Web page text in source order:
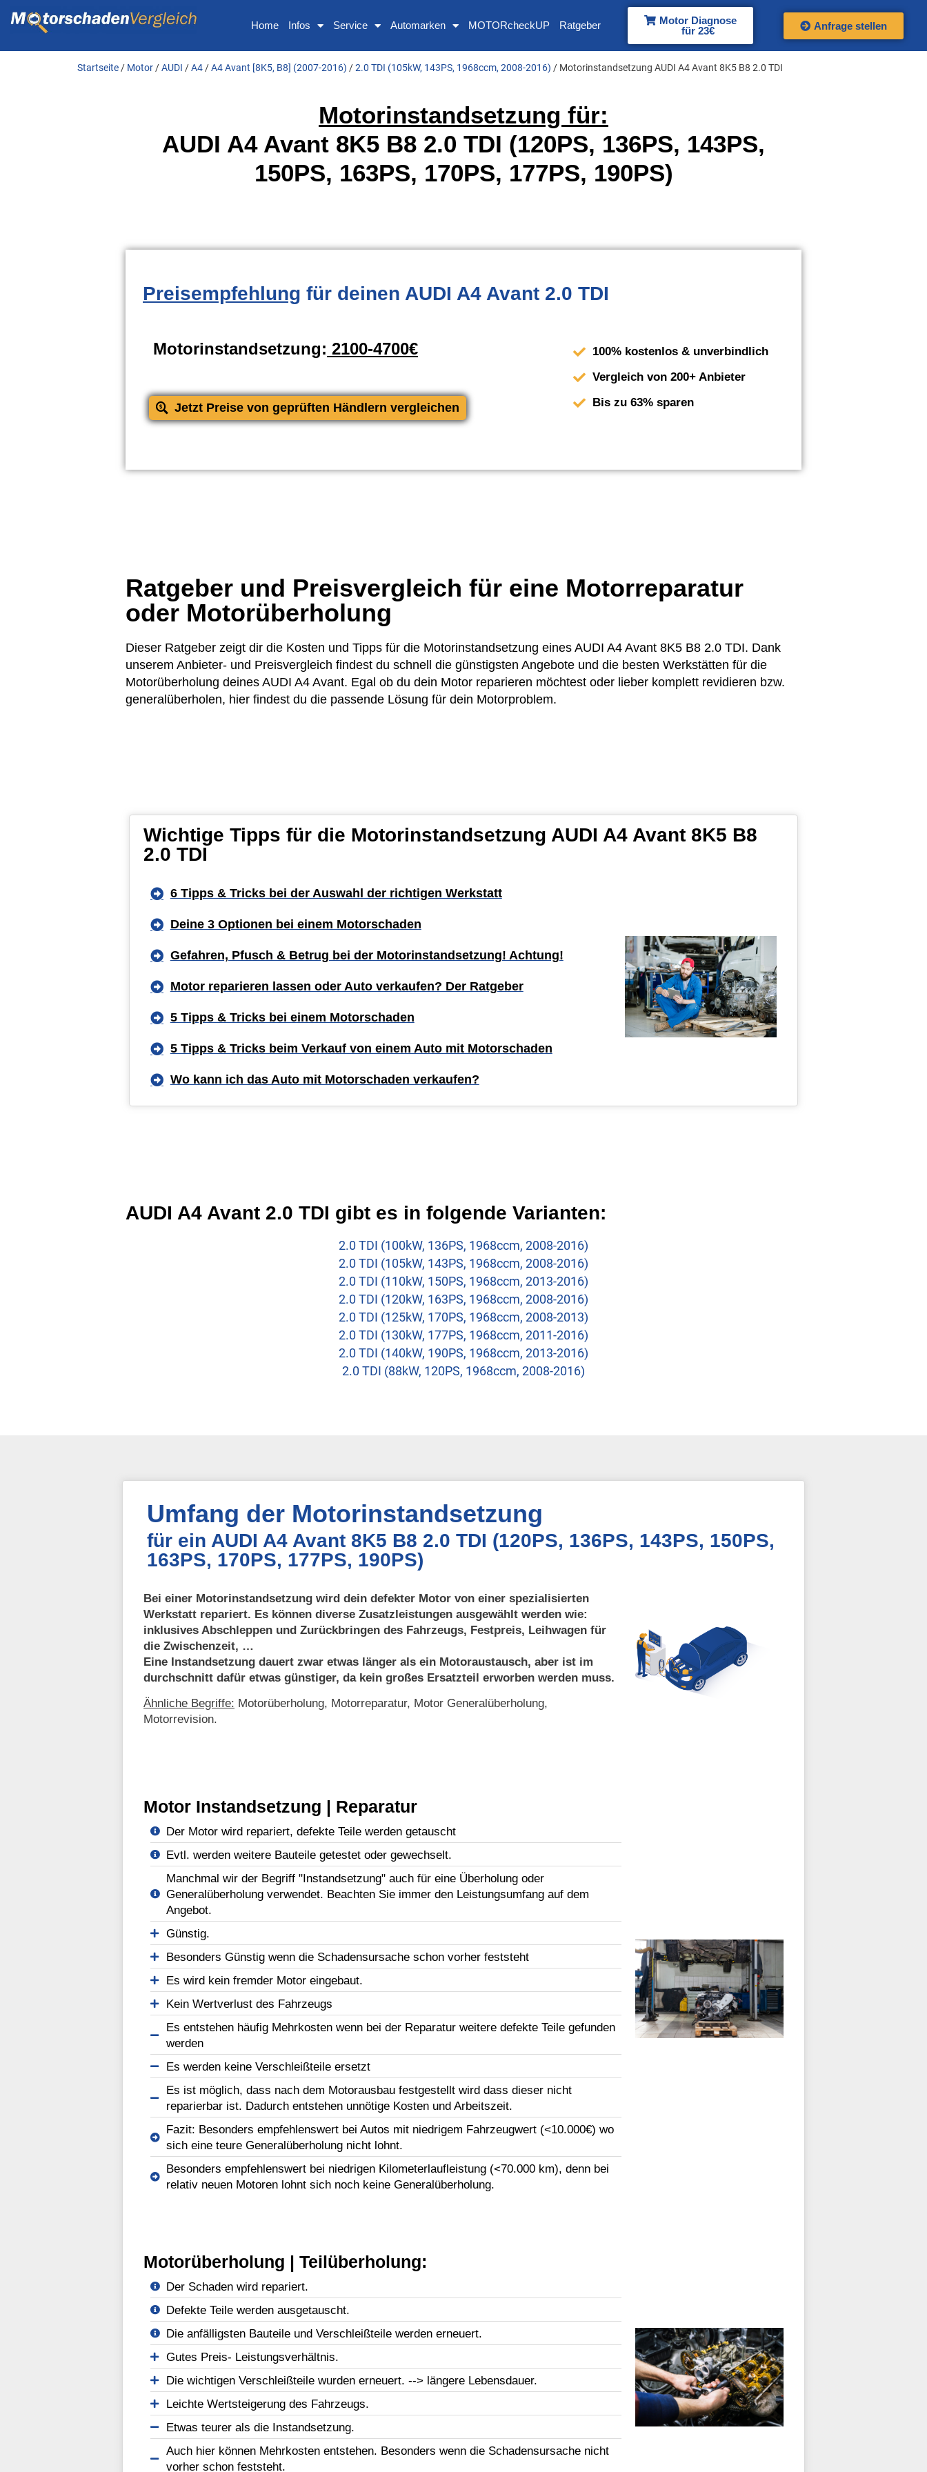
Home Infos Service Automarken MOTORcheckUP Ratgeber
Motor Diagnose
für 23€
Anfrage stellen
Startseite / Motor /AUDI /A4 /A4 Avant [8K5, B8] (2007-2016) /2.0 TDI (105kW, 143PS, 1968ccm, 2008-2016) / Motorinstandsetzung AUDI A4 Avant 8K5 B8 2.0 TDI
Motorinstandsetzung für:
AUDI A4 Avant 8K5 B8 2.0 TDI (120PS, 136PS, 143PS,
150PS, 163PS, 170PS, 177PS, 190PS)
Preisempfehlung für deinen AUDI A4 Avant 2.0 TDI
Motorinstandsetzung: 2100-4700€
Jetzt Preise von geprüften Händlern vergleichen
100% kostenlos & unverbindlich
Vergleich von 200+ Anbieter
Bis zu 63% sparen
Ratgeber und Preisvergleich für eine Motorreparatur
oder Motorüberholung
Dieser Ratgeber zeigt dir die Kosten und Tipps für die Motorinstandsetzung eines AUDI A4 Avant 8K5 B8 2.0 TDI. Dank
unserem Anbieter- und Preisvergleich findest du schnell die günstigsten Angebote und die besten Werkstätten für die
Motorüberholung deines AUDI A4 Avant. Egal ob du dein Motor reparieren möchtest oder lieber komplett revidieren bzw.
generalüberholen, hier findest du die passende Lösung für dein Motorproblem.
Wichtige Tipps für die Motorinstandsetzung AUDI A4 Avant 8K5 B8
2.0 TDI
6 Tipps & Tricks bei der Auswahl der richtigen Werkstatt
Deine 3 Optionen bei einem Motorschaden
Gefahren, Pfusch & Betrug bei der Motorinstandsetzung! Achtung!
Motor reparieren lassen oder Auto verkaufen? Der Ratgeber
5 Tipps & Tricks bei einem Motorschaden
5 Tipps & Tricks beim Verkauf von einem Auto mit Motorschaden
Wo kann ich das Auto mit Motorschaden verkaufen?
AUDI A4 Avant 2.0 TDI gibt es in folgende Varianten:
2.0 TDI (100kW, 136PS, 1968ccm, 2008-2016)
2.0 TDI (105kW, 143PS, 1968ccm, 2008-2016)
2.0 TDI (110kW, 150PS, 1968ccm, 2013-2016)
2.0 TDI (120kW, 163PS, 1968ccm, 2008-2016)
2.0 TDI (125kW, 170PS, 1968ccm, 2008-2013)
2.0 TDI (130kW, 177PS, 1968ccm, 2011-2016)
2.0 TDI (140kW, 190PS, 1968ccm, 2013-2016)
2.0 TDI (88kW, 120PS, 1968ccm, 2008-2016)
Umfang der Motorinstandsetzung
für ein AUDI A4 Avant 8K5 B8 2.0 TDI (120PS, 136PS, 143PS, 150PS,
163PS, 170PS, 177PS, 190PS)
Bei einer Motorinstandsetzung wird dein defekter Motor von einer spezialisierten
Werkstatt repariert. Es können diverse Zusatzleistungen ausgewählt werden wie:
inklusives Abschleppen und Zurückbringen des Fahrzeugs, Festpreis, Leihwagen für
die Zwischenzeit, …
Eine Instandsetzung dauert zwar etwas länger als ein Motoraustausch, aber ist im
durchschnitt dafür etwas günstiger, da kein großes Ersatzteil erworben werden muss.
Ähnliche Begriffe: Motorüberholung, Motorreparatur, Motor Generalüberholung,
Motorrevision.
Motor Instandsetzung | Reparatur
Der Motor wird repariert, defekte Teile werden getauscht
Evtl. werden weitere Bauteile getestet oder gewechselt.
Manchmal wir der Begriff "Instandsetzung" auch für eine Überholung oder
Generalüberholung verwendet. Beachten Sie immer den Leistungsumfang auf dem
Angebot.
Günstig.
Besonders Günstig wenn die Schadensursache schon vorher feststeht
Es wird kein fremder Motor eingebaut.
Kein Wertverlust des Fahrzeugs
Es entstehen häufig Mehrkosten wenn bei der Reparatur weitere defekte Teile gefunden
werden
Es werden keine Verschleißteile ersetzt
Es ist möglich, dass nach dem Motorausbau festgestellt wird dass dieser nicht
reparierbar ist. Dadurch entstehen unnötige Kosten und Arbeitszeit.
Fazit: Besonders empfehlenswert bei Autos mit niedrigem Fahrzeugwert (<10.000€) wo
sich eine teure Generalüberholung nicht lohnt.
Besonders empfehlenswert bei niedrigen Kilometerlaufleistung (<70.000 km), denn bei
relativ neuen Motoren lohnt sich noch keine Generalüberholung.
Motorüberholung | Teilüberholung:
Der Schaden wird repariert.
Defekte Teile werden ausgetauscht.
Die anfälligsten Bauteile und Verschleißteile werden erneuert.
Gutes Preis- Leistungsverhältnis.
Die wichtigen Verschleißteile wurden erneuert. --> längere Lebensdauer.
Leichte Wertsteigerung des Fahrzeugs.
Etwas teurer als die Instandsetzung.
Auch hier können Mehrkosten entstehen. Besonders wenn die Schadensursache nicht
vorher schon feststeht.